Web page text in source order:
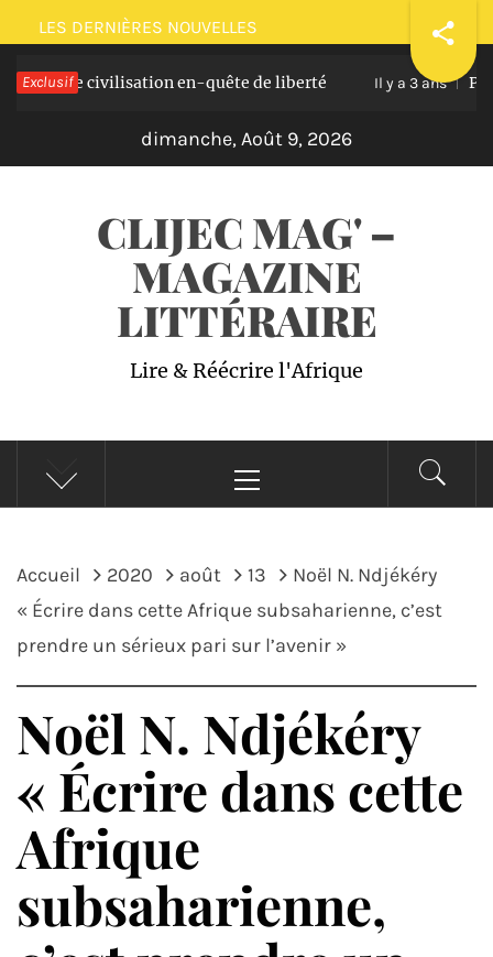
Passer
au
contenu
LES DERNIÈRES NOUVELLES
Exclusif
civilisation en-quête de liberté Il y a 3 ans Plaidoirie
dimanche, Août 9, 2026
CLIJEC MAG' –
MAGAZINE
LITTÉRAIRE
Lire & Réécrire l'Afrique
principal
Accueil 2020 août 13
Noël N. Ndjékéry
« Écrire dans cette Afrique subsaharienne, c’est
prendre un sérieux pari sur l’avenir »
Noël N. Ndjékéry
« Écrire dans cette
Afrique
subsaharienne,